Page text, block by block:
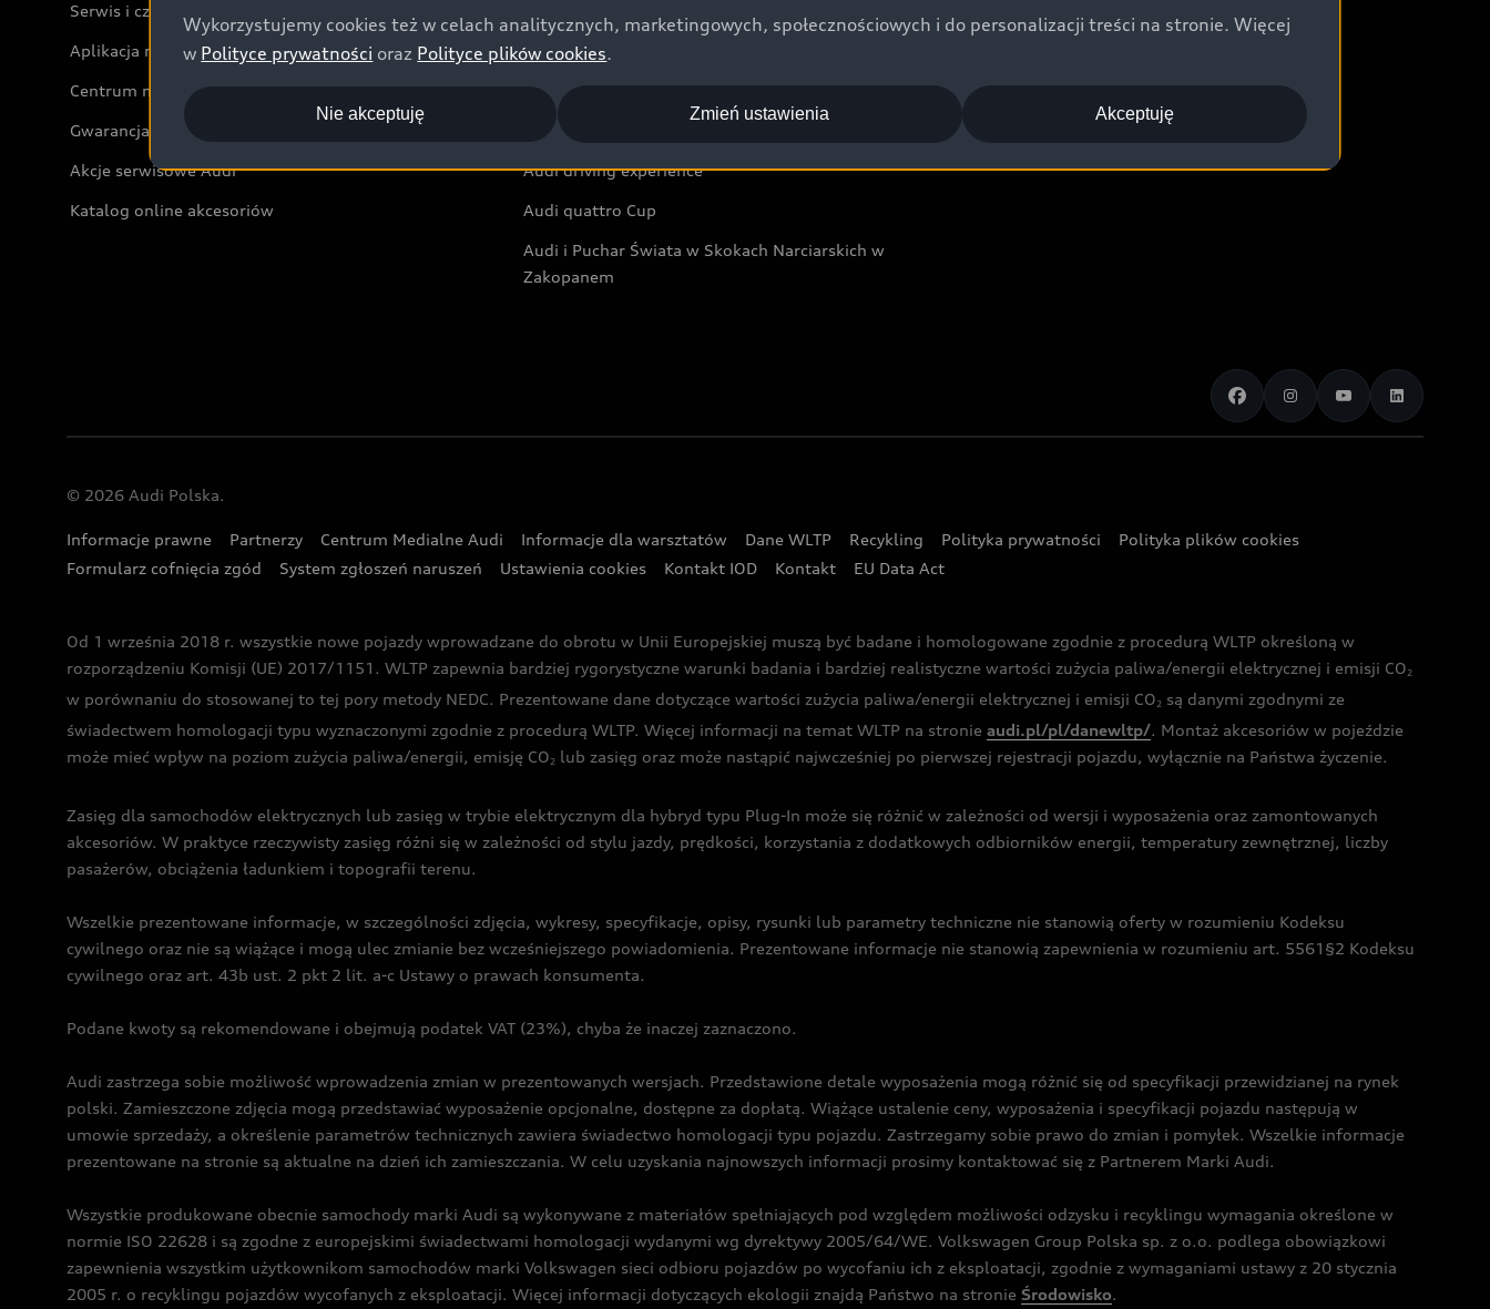
Serwis i części
Aplikacja myAudi i usługi cyfrowe
Centrum napraw powypadkowych
Gwarancja
Akcje serwisowe Audi
Katalog online akcesoriów
Audi Nuvolari
Audi Sport Festiwal
Audi i Muzeum Sztuki Nowoczesnej w Warszawie
Audi driving experience
Audi quattro Cup
Audi i Puchar Świata w Skokach Narciarskich w
Zakopanem
© 2026 Audi Polska.
Informacje prawne Partnerzy Centrum Medialne Audi Informacje dla warsztatów Dane WLTP Recykling Polityka prywatności
Polityka plików cookies
Formularz cofnięcia zgód
System zgłoszeń naruszeń Ustawienia cookies Kontakt IOD Kontakt EU Data Act
Od 1 września 2018 r. wszystkie nowe pojazdy wprowadzane do obrotu w Unii Europejskiej muszą być badane i homologowane zgodnie z procedurą WLTP określoną w
rozporządzeniu Komisji (UE) 2017/1151. WLTP zapewnia bardziej rygorystyczne warunki badania i bardziej realistyczne wartości zużycia paliwa/energii elektrycznej i emisji CO2
w porównaniu do stosowanej to tej pory metody NEDC. Prezentowane dane dotyczące wartości zużycia paliwa/energii elektrycznej i emisji CO2 są danymi zgodnymi ze
świadectwem homologacji typu wyznaczonymi zgodnie z procedurą WLTP. Więcej informacji na temat WLTP na stronie audi.pl/pl/danewltp/. Montaż akcesoriów w pojeździe
może mieć wpływ na poziom zużycia paliwa/energii, emisję CO2 lub zasięg oraz może nastąpić najwcześniej po pierwszej rejestracji pojazdu, wyłącznie na Państwa życzenie.
Zasięg dla samochodów elektrycznych lub zasięg w trybie elektrycznym dla hybryd typu Plug-In może się różnić w zależności od wersji i wyposażenia oraz zamontowanych
akcesoriów. W praktyce rzeczywisty zasięg różni się w zależności od stylu jazdy, prędkości, korzystania z dodatkowych odbiorników energii, temperatury zewnętrznej, liczby
pasażerów, obciążenia ładunkiem i topografii terenu.
Wszelkie prezentowane informacje, w szczególności zdjęcia, wykresy, specyfikacje, opisy, rysunki lub parametry techniczne nie stanowią oferty w rozumieniu Kodeksu
cywilnego oraz nie są wiążące i mogą ulec zmianie bez wcześniejszego powiadomienia. Prezentowane informacje nie stanowią zapewnienia w rozumieniu art. 5561§2 Kodeksu
cywilnego oraz art. 43b ust. 2 pkt 2 lit. a-c Ustawy o prawach konsumenta.
Podane kwoty są rekomendowane i obejmują podatek VAT (23%), chyba że inaczej zaznaczono.
Audi zastrzega sobie możliwość wprowadzenia zmian w prezentowanych wersjach. Przedstawione detale wyposażenia mogą różnić się od specyfikacji przewidzianej na rynek
polski. Zamieszczone zdjęcia mogą przedstawiać wyposażenie opcjonalne, dostępne za dopłatą. Wiążące ustalenie ceny, wyposażenia i specyfikacji pojazdu następują w
umowie sprzedaży, a określenie parametrów technicznych zawiera świadectwo homologacji typu pojazdu. Zastrzegamy sobie prawo do zmian i pomyłek. Wszelkie informacje
prezentowane na stronie są aktualne na dzień ich zamieszczania. W celu uzyskania najnowszych informacji prosimy kontaktować się z Partnerem Marki Audi.
Wszystkie produkowane obecnie samochody marki Audi są wykonywane z materiałów spełniających pod względem możliwości odzysku i recyklingu wymagania określone w
normie ISO 22628 i są zgodne z europejskimi świadectwami homologacji wydanymi wg dyrektywy 2005/64/WE. Volkswagen Group Polska sp. z o.o. podlega obowiązkowi
zapewnienia wszystkim użytkownikom samochodów marki Volkswagen sieci odbioru pojazdów po wycofaniu ich z eksploatacji, zgodnie z wymaganiami ustawy z 20 stycznia
2005 r. o recyklingu pojazdów wycofanych z eksploatacji. Więcej informacji dotyczących ekologii znajdą Państwo na stronie Środowisko.
Wykorzystujemy cookies też w celach analitycznych, marketingowych, społecznościowych i do personalizacji treści na stronie. Więcej
w Polityce prywatności oraz Polityce plików cookies.
Akceptuję
Nie akceptuję Zmień ustawienia